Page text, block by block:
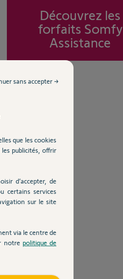
Découvrez les
forfaits Somfy
Assistance
que les cookies
publicités, offrir
d’accepter, de
certains services
sur le site
via le centre de
notre politique de
sans accepter →